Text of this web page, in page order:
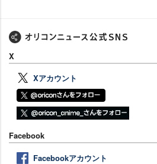
X
Xアカウント
Facebook
Facebookアカウント